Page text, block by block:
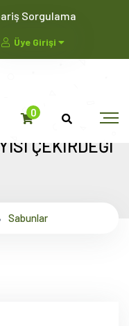
Sorgulama
Üye Girişi
0
ÇEKİRDEĞİ
Sabunlar